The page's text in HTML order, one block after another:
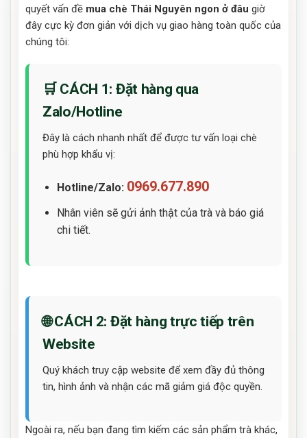
quyết vấn đề mua chè Thái Nguyên ngon ở đâu giờ
đây cực kỳ đơn giản với dịch vụ giao hàng toàn quốc của
chúng tôi:
🛒 CÁCH 1: Đặt hàng qua
Zalo/Hotline
Đây là cách nhanh nhất để được tư vấn loại chè
phù hợp khẩu vị:
Hotline/Zalo: 0969.677.890
Nhân viên sẽ gửi ảnh thật của trà và báo giá
chi tiết.
🌐 CÁCH 2: Đặt hàng trực tiếp trên
Website
Quý khách truy cập website để xem đầy đủ thông
tin, hình ảnh và nhận các mã giảm giá độc quyền.
Ngoài ra, nếu bạn đang tìm kiếm các sản phẩm trà khác,